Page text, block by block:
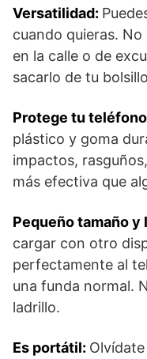
Versatilidad:
cuando quieras.
en la calle o de
sacarlo de tu
Protege tu
plástico y goma
impactos,
más efectiva que
Pequeño tamaño y
cargar con otro
perfectamente al
una funda normal.
ladrillo.
Es portátil: